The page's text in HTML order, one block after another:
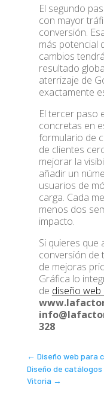
El segundo
con mayor
conversión.
más potencial
cambios
resultado
aterrizaje de
exactamente
El tercer paso
concretas en
formulario de
de clientes
mejorar la
añadir un
usuarios de
carga. Cada
menos dos
impacto.
Si quieres que
conversión de
de mejoras
Gráfica lo
de diseño web
328
← Diseño web para
Diseño de
Vitoria →